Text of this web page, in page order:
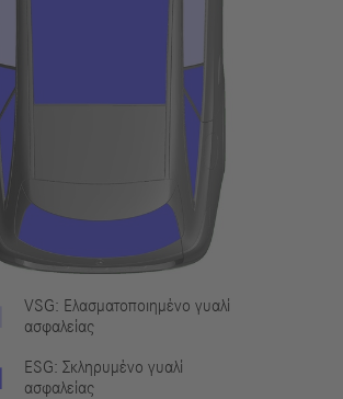
VSG: Ελασματοποιημένο γυαλί
ασφαλείας
ESG: Σκληρυμένο γυαλί
ασφαλείας